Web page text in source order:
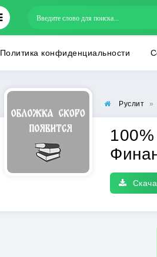
Политика конфиденциальности
Руслит »